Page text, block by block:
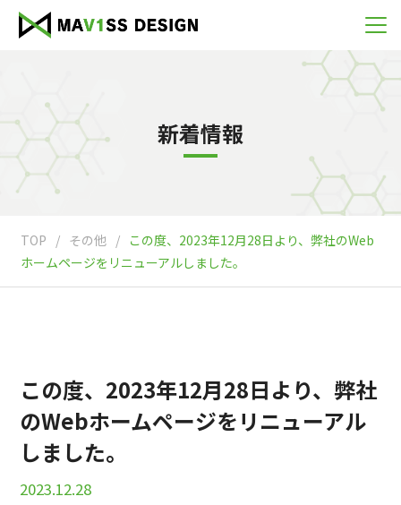
新着情報
TOP / その他 / この度、2023年12月28日より、弊社のWeb
ホームページをリニューアルしました。
この度、2023年12月28日より、弊社
のWebホームページをリニューアル
しました。
2023.12.28